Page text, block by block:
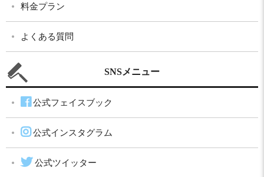
料金プラン
よくある質問
SNSメニュー
公式フェイスブック
公式インスタグラム
公式ツイッター